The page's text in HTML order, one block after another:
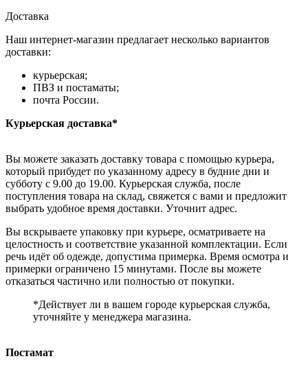
Доставка
Наш интернет-магазин предлагает несколько вариантов
доставки:
курьерская;
ПВЗ и постаматы;
почта России.
Курьерская доставка*
Вы можете заказать доставку товара с помощью курьера,
который прибудет по указанному адресу в будние дни и
субботу с 9.00 до 19.00. Курьерская служба, после
поступления товара на склад, свяжется с вами и предложит
выбрать удобное время доставки. Уточнит адрес.
Вы вскрываете упаковку при курьере, осматриваете на
целостность и соответствие указанной комплектации. Если
речь идёт об одежде, допустима примерка. Время осмотра и
примерки ограничено 15 минутами. После вы можете
отказаться частично или полностью от покупки.
*Действует ли в вашем городе курьерская служба,
уточняйте у менеджера магазина.
Постамат